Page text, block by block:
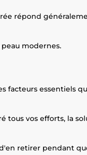
répond
modernes.
facteurs essentiels
tous vos efforts, la
retirer pendant